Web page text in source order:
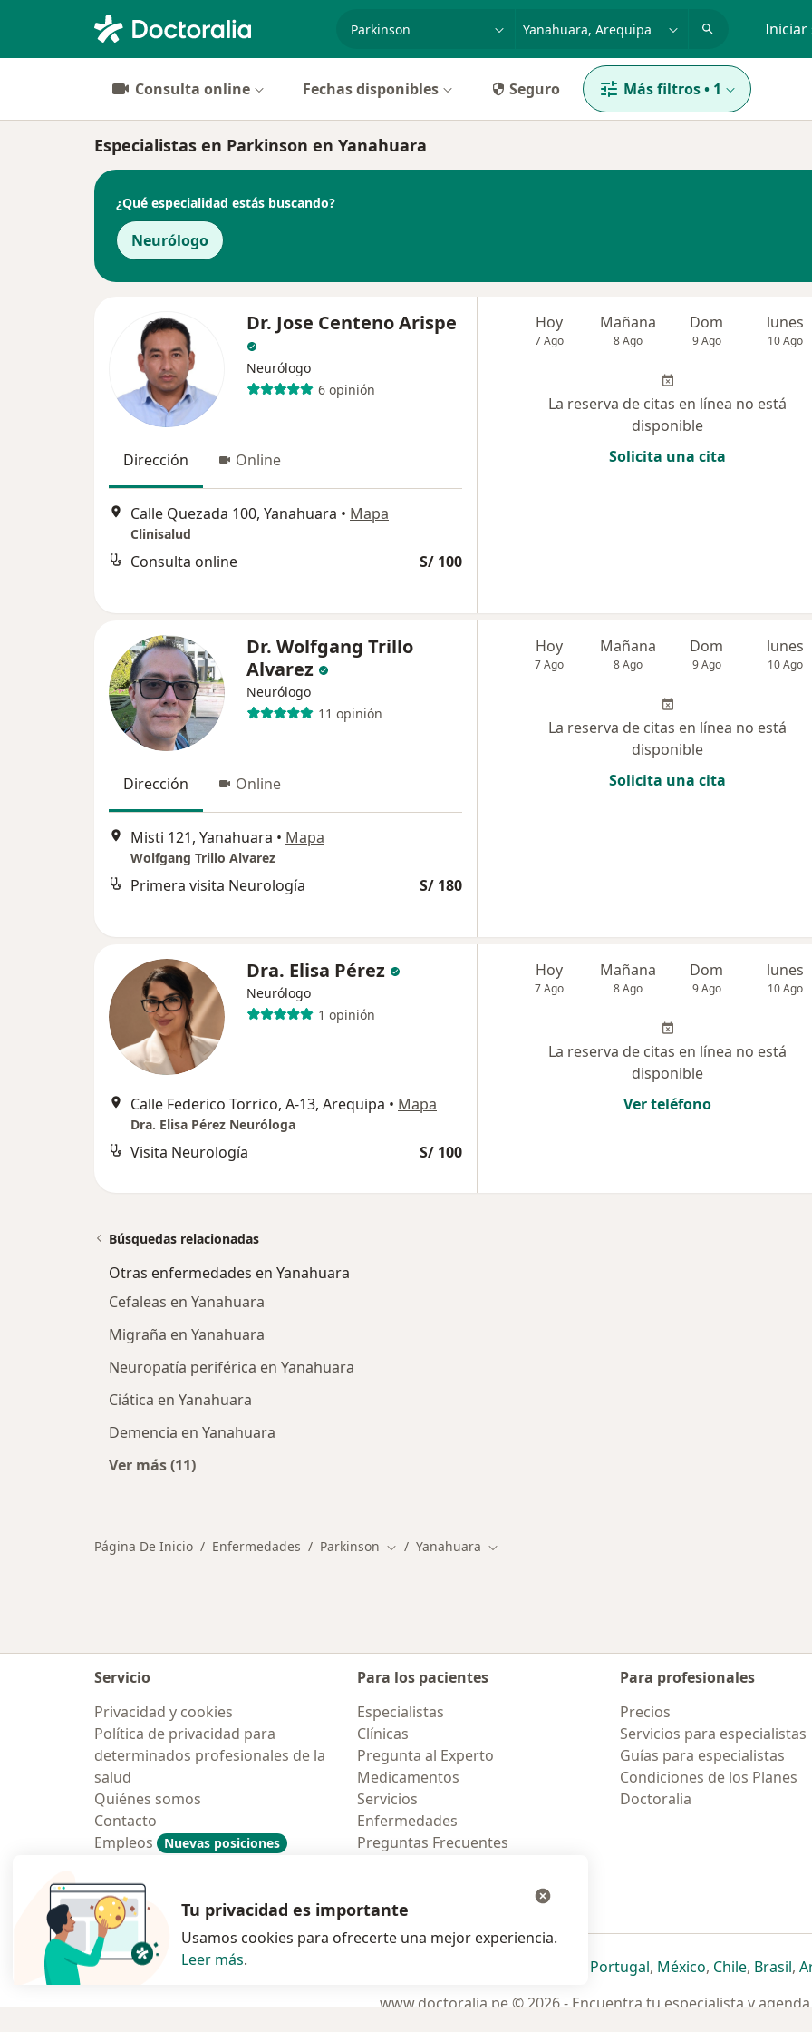
Iniciar
Consulta online Fechas disponibles Seguro Más filtros• 1
Especialistas en Parkinson en Yanahuara
¿Qué especialidad estás buscando?
Neurólogo
Dr. Jose Centeno Arispe
Neurólogo
6 opinión
Dirección Online
Calle Quezada 100, Yanahuara • Mapa
Clinisalud
Consulta online S/ 100
Hoy
7 Ago
Mañana
8 Ago
Dom
9 Ago
lunes
10 Ago
La reserva de citas en línea no está
disponible
Solicita una cita
Dr. Wolfgang Trillo
Alvarez
Neurólogo
11 opinión
Dirección Online
Misti 121, Yanahuara • Mapa
Wolfgang Trillo Alvarez
Primera visita Neurología S/ 180
Hoy
7 Ago
Mañana
8 Ago
Dom
9 Ago
lunes
10 Ago
La reserva de citas en línea no está
disponible
Solicita una cita
Dra. Elisa Pérez
Neurólogo
1 opinión
Calle Federico Torrico, A-13, Arequipa • Mapa
Dra. Elisa Pérez Neuróloga
Visita Neurología S/ 100
Hoy
7 Ago
Mañana
8 Ago
Dom
9 Ago
lunes
10 Ago
La reserva de citas en línea no está
disponible
Ver teléfono
Búsquedas relacionadas
Otras enfermedades en Yanahuara
Cefaleas en Yanahuara
Migraña en Yanahuara
Neuropatía periférica en Yanahuara
Ciática en Yanahuara
Demencia en Yanahuara
Ver más (11)
Página De Inicio Enfermedades Parkinson Cambiar de ciudad
Yanahuara Cambiar de ciudad
Servicio
Privacidad y cookies
Política de privacidad para
determinados profesionales de la
salud
Quiénes somos
Contacto
Empleos
Nuevas posiciones
Contratación
Para los pacientes
Especialistas
Clínicas
Pregunta al Experto
Medicamentos
Servicios
Enfermedades
Preguntas Frecuentes
Para profesionales
Precios
Servicios para especialistas
Guías para especialistas
Condiciones de los Planes
Doctoralia
Polska se abre en una nueva pestaña
se abre en una nueva pestaña
se abre en una nueva pestaña
se abre en una nueva pestaña
Portugalse abre en una nueva
, Méxicose abre en una
, Chilese abre
, Brasilse
,
www.doctoralia.pe © 2026 - Encuentra tu especialista y
Tu privacidad es importante
Usamos cookies para ofrecerte una mejor experiencia.
Leer más.